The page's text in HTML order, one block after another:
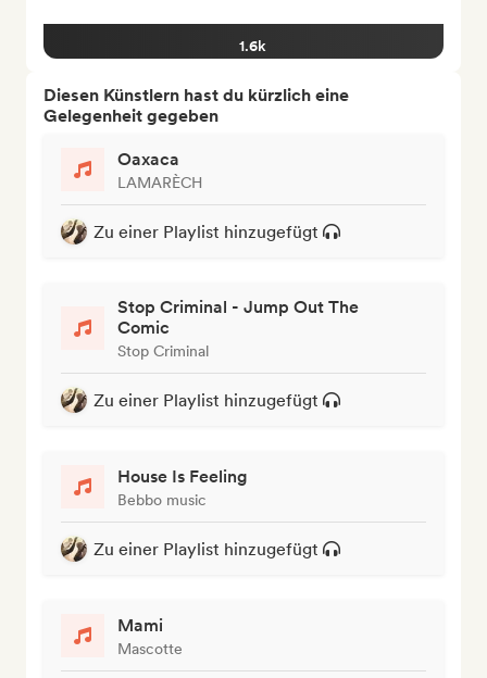
1.6k
Diesen Künstlern hast du kürzlich eine
Gelegenheit gegeben
Oaxaca
LAMARÈCH
Zu einer Playlist hinzugefügt
Stop Criminal - Jump Out The
Comic
Stop Criminal
Zu einer Playlist hinzugefügt
House Is Feeling
Bebbo music
Zu einer Playlist hinzugefügt
Mami
Mascotte